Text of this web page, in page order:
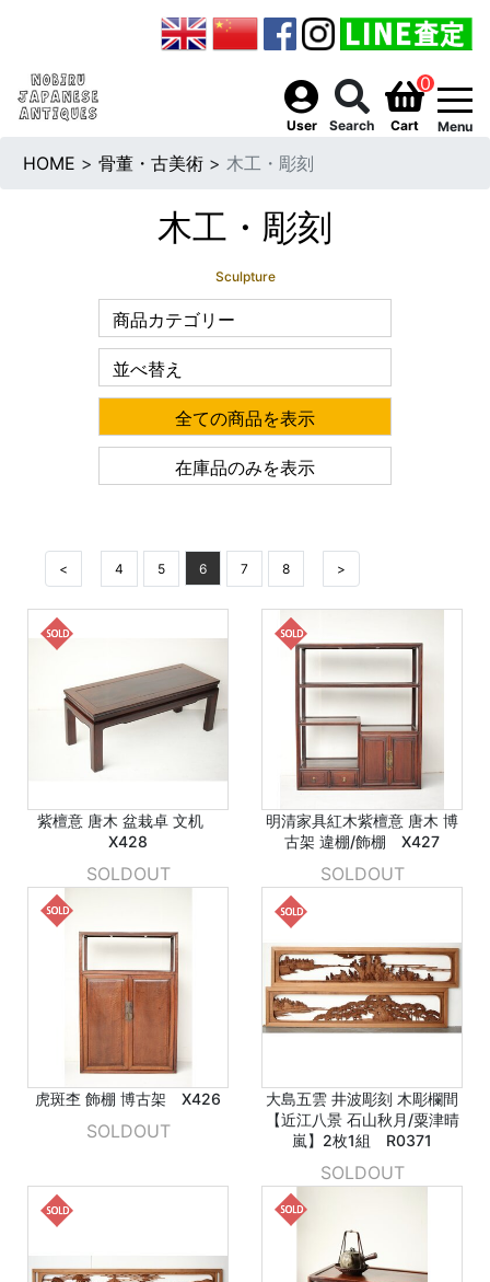
User Search
0
Cart Menu
HOME > 骨董・古美術 > 木工・彫刻
木工・彫刻
Sculpture
商品カテゴリー
並べ替え
全ての商品を表示
在庫品のみを表示
< 4 5 6 7 8 >
紫檀意 唐木 盆栽卓 文机
X428
SOLDOUT
明清家具紅木紫檀意 唐木 博
古架 違棚/飾棚 X427
SOLDOUT
虎斑杢 飾棚 博古架 X426
SOLDOUT
大島五雲 井波彫刻 木彫欄間
【近江八景 石山秋月/粟津晴
嵐】2枚1組 R0371
SOLDOUT